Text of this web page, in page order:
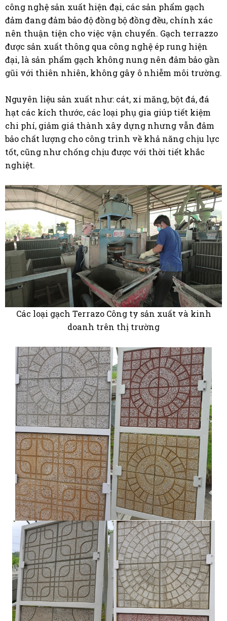
công nghệ sản xuất hiện đại, các sản phẩm gạch
đảm đang đảm bảo độ đồng bộ đồng đều, chính xác
nên thuận tiện cho việc vận chuyển. Gạch terrazzo
được sản xuất thông qua công nghệ ép rung hiện
đại, là sản phẩm gạch không nung nên đảm bảo gần
gũi với thiên nhiên, không gây ô nhiễm môi trường.
Nguyên liệu sản xuất như: cát, xi măng, bột đá, đá
hạt các kích thước, các loại phụ gia giúp tiết kiệm
chi phí, giảm giá thành xây dựng nhưng vẫn đảm
bảo chất lượng cho công trình về khả năng chịu lực
tốt, cũng như chống chịu được với thời tiết khắc
nghiệt.
Các loại gạch Terrazo Công ty sản xuất và kinh
doanh trên thị trường